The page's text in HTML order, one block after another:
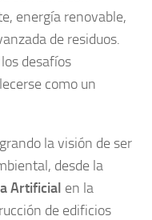
energía renovable,
de residuos.
desafíos
como un
la visión de ser
desde la
Artificial en la
de edificios